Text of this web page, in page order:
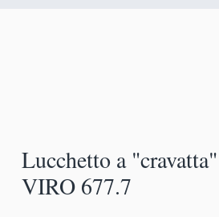
Lucchetto a "cravatta"
VIRO 677.7